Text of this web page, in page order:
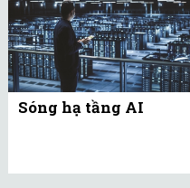
Sóng hạ tầng AI